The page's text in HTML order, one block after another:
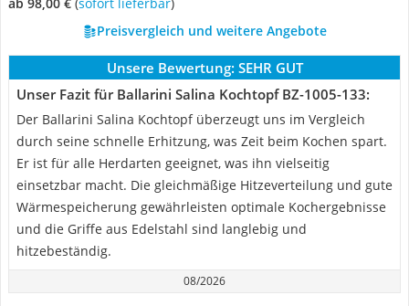
Preisvergleich und weitere Angebote
Unsere Bewertung: SEHR GUT
Unser Fazit für Ballarini Salina Kochtopf ‎BZ-1005-133:
Der Ballarini Salina Kochtopf überzeugt uns im Vergleich
durch seine schnelle Erhitzung, was Zeit beim Kochen spart.
Er ist für alle Herdarten geeignet, was ihn vielseitig
einsetzbar macht. Die gleichmäßige Hitzeverteilung und gute
Wärmespeicherung gewährleisten optimale Kochergebnisse
und die Griffe aus Edelstahl sind langlebig und
hitzebeständig.
08/2026